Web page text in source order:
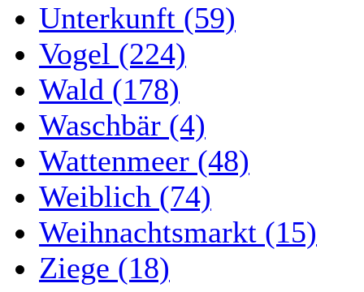
Unterkunft (59)
Vogel (224)
Wald (178)
Waschbär (4)
Wattenmeer (48)
Weiblich (74)
Weihnachtsmarkt (15)
Ziege (18)